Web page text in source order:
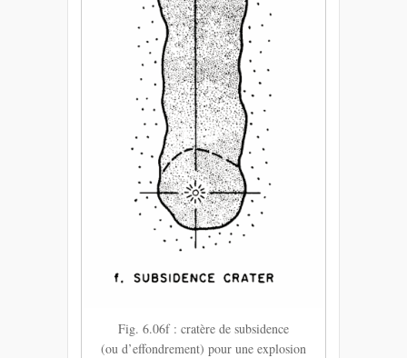
Fig. 6.06f : cratère de subsidence
(ou d’effondrement) pour une explosion